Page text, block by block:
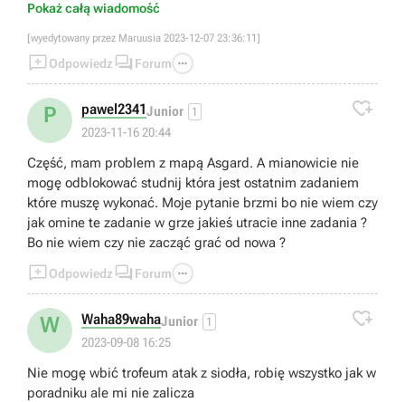
Pokaż całą wiadomość
[wyedytowany przez Maruusia 2023-12-07 23:36:11]
Odpowiedz  Forum 
P pawel2341Junior 1
2023-11-16 20:44

Część, mam problem z mapą Asgard. A mianowicie nie
mogę odblokować studnij która jest ostatnim zadaniem
które muszę wykonać. Moje pytanie brzmi bo nie wiem czy
jak omine te zadanie w grze jakieś utracie inne zadania ?
Bo nie wiem czy nie zacząć grać od nowa ?
Odpowiedz  Forum 
W Waha89wahaJunior 1
2023-09-08 16:25

Nie mogę wbić trofeum atak z siodła, robię wszystko jak w
poradniku ale mi nie zalicza